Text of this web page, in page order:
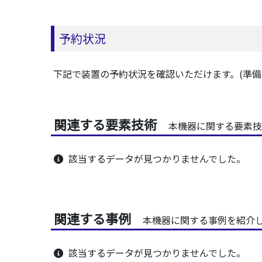
予約状況
下記で装置の予約状況を確認いただけます。(準
関連する要素技術 本機器に関する要素
該当するデータが見つかりませんでした。
関連する事例 本機器に関する事例を紹介
該当するデータが見つかりませんでした。